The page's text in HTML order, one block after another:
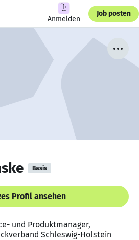
Anmelden
Job posten
Basis
Profil ansehen
und Produktmanager,
Schleswig-Holstein